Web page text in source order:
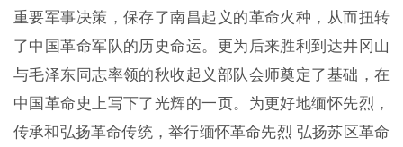
重要军事决策，保存了南昌起义的革命火种，从而扭转
了中国革命军队的历史命运。更为后来胜利到达井冈山
与毛泽东同志率领的秋收起义部队会师奠定了基础，在
中国革命史上写下了光辉的一页。为更好地缅怀先烈，
传承和弘扬革命传统，举行缅怀革命先烈 弘扬苏区革命